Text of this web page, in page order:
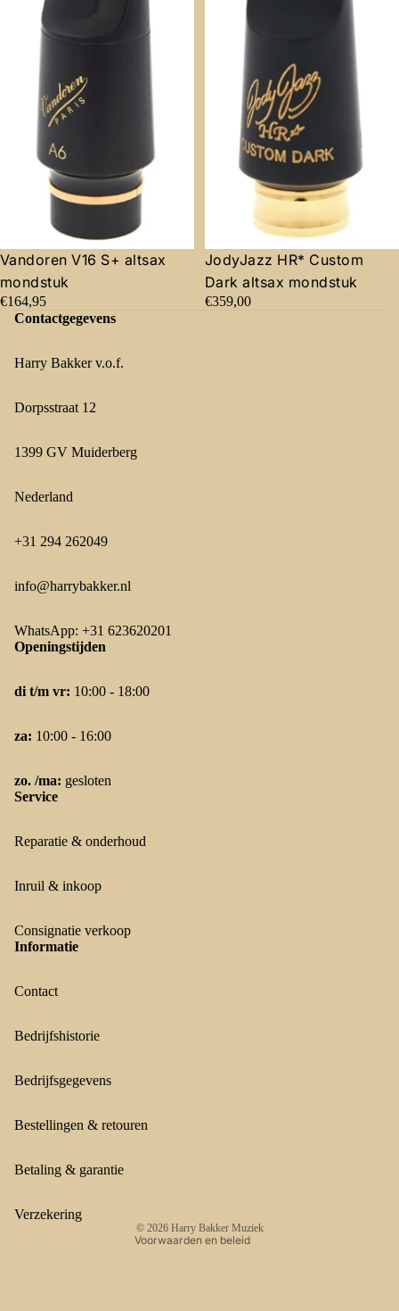
Vandoren V16 S+ altsax
mondstuk
€164,95
JodyJazz HR* Custom
Dark altsax mondstuk
€359,00
Contactgegevens
Harry Bakker v.o.f.
Dorpsstraat 12
1399 GV Muiderberg
Nederland
+31 294 262049
info@harrybakker.nl
WhatsApp: +31 623620201
Openingstijden
di t/m vr: 10:00 - 18:00
za: 10:00 - 16:00
zo. /ma: gesloten
Service
Reparatie & onderhoud
Inruil & inkoop
Consignatie verkoop
Informatie
Contact
Bedrijfshistorie
Bedrijfsgegevens
Bestellingen & retouren
Betaling & garantie
Verzekering
© 2026 Harry Bakker Muziek
Voorwaarden en beleid
Terugbetalingsbeleid
Algemene voorwaarden